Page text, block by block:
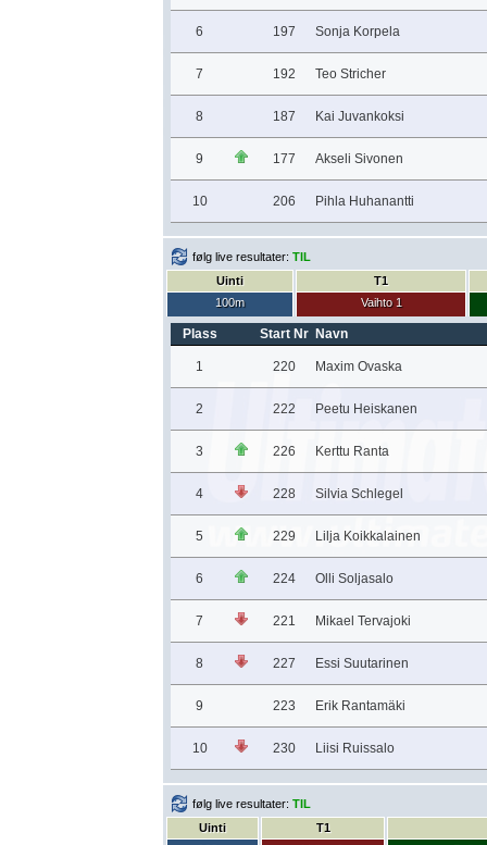
6 197 Sonja Korpela
7 192 Teo Stricher
8 187 Kai Juvankoksi
9 177 Akseli Sivonen
10 206 Pihla Huhanantti
følg live resultater: TIL
Uinti
100m
T1
Vaihto 1
Plass Start Nr Navn
1 220 Maxim Ovaska
2 222 Peetu Heiskanen
3 226 Kerttu Ranta
4 228 Silvia Schlegel
5 229 Lilja Koikkalainen
6 224 Olli Soljasalo
7 221 Mikael Tervajoki
8 227 Essi Suutarinen
9 223 Erik Rantamäki
10 230 Liisi Ruissalo
følg live resultater: TIL
Uinti
T1